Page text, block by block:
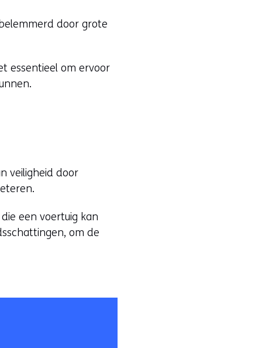
door grote
essentieel om ervoor
veiligheid door
een voertuig kan
om de